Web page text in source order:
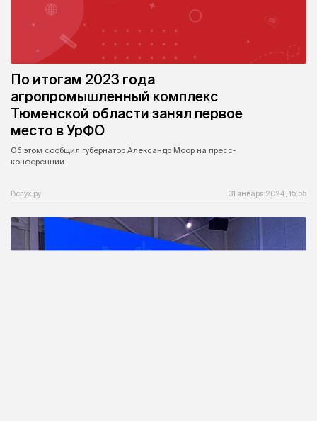
По итогам 2023 года
агропромышленный комплекс
Тюменской области занял первое
место в УрФО
Об этом сообщил губернатор Александр Моор на пресс-
конференции.
Вслух.ру 31 января 2024, 15:55